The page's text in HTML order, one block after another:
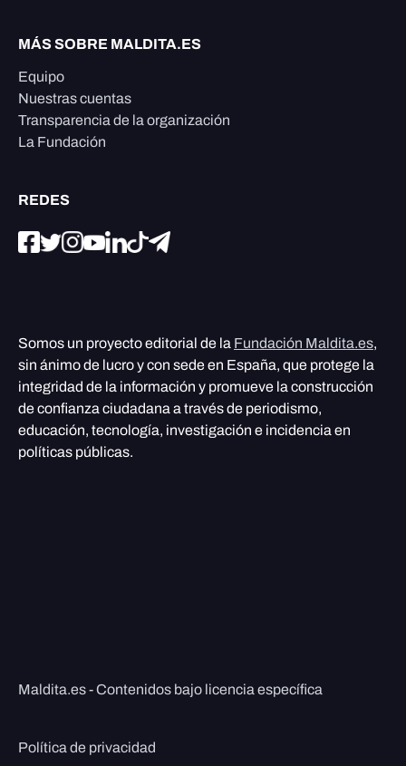
MÁS SOBRE MALDITA.ES
Equipo
Nuestras cuentas
Transparencia de la organización
La Fundación
REDES
Somos un proyecto editorial de la Fundación Maldita.es,
sin ánimo de lucro y con sede en España, que protege la
integridad de la información y promueve la construcción
de confianza ciudadana a través de periodismo,
educación, tecnología, investigación e incidencia en
políticas públicas.
Maldita.es - Contenidos bajo licencia específica
Política de privacidad